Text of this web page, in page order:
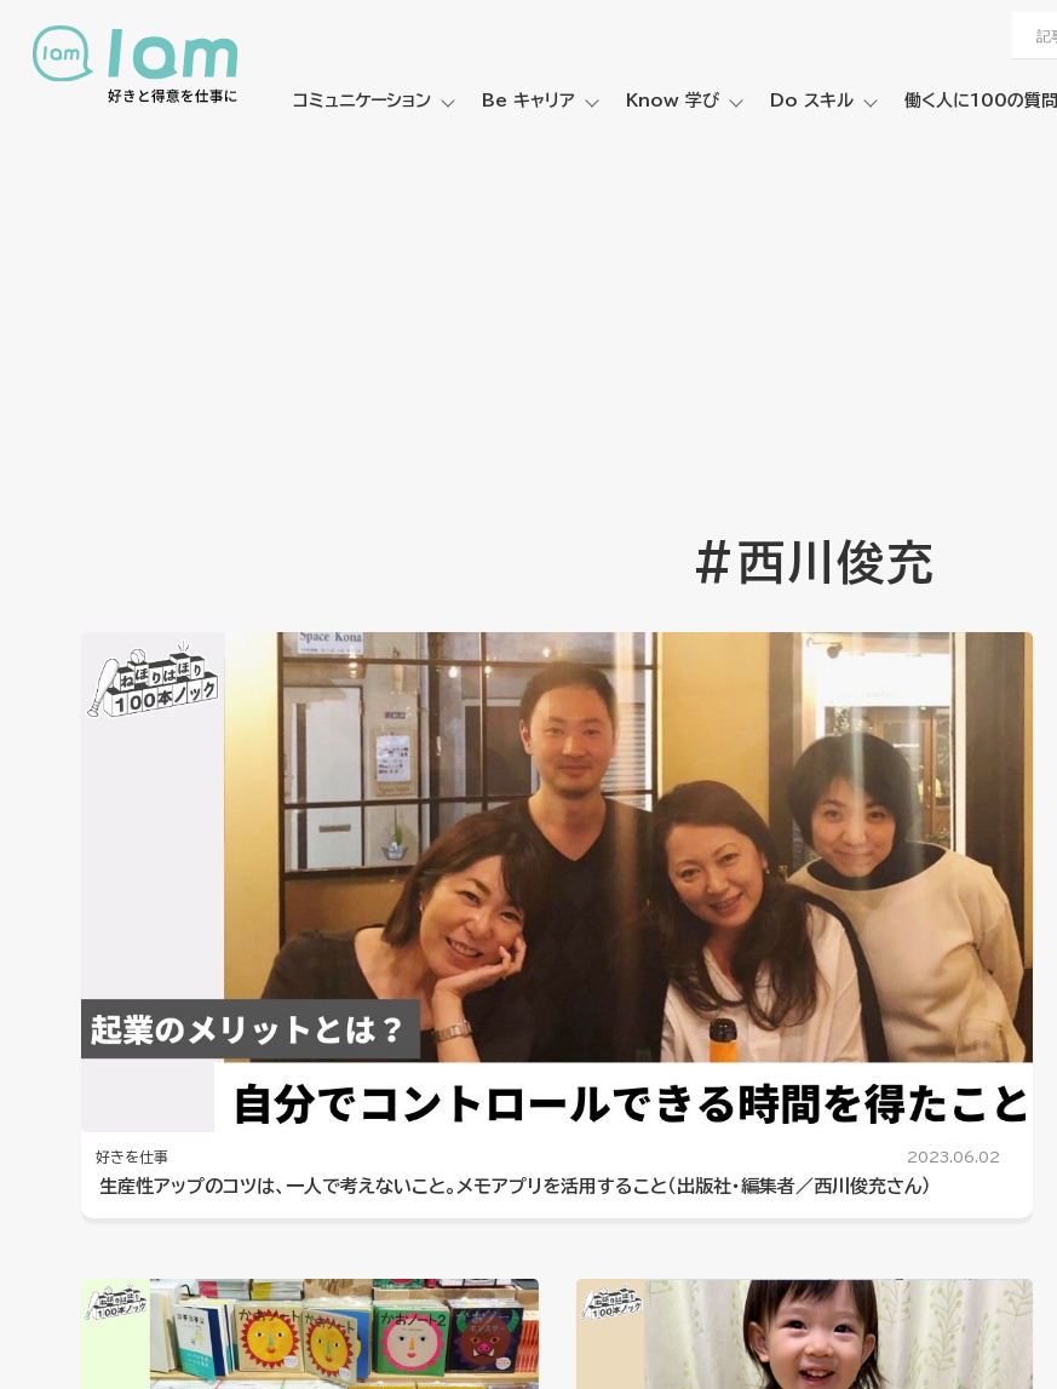
コミュニケーション Be キャリア Know 学び Do スキル 働く人に100の質問
#西川俊充
好きを仕事 2023.06.02
生産性アップのコツは、一人で考えないこと。メモアプリを活用すること（出版社・編集者／西川俊充さん）